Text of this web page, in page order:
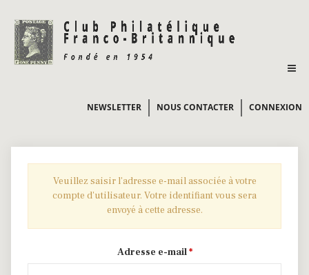
NEWSLETTER NOUS CONTACTER CONNEXION
Veuillez saisir l'adresse e-mail associée à votre
compte d'utilisateur. Votre identifiant vous sera
envoyé à cette adresse.
Adresse e-mail*